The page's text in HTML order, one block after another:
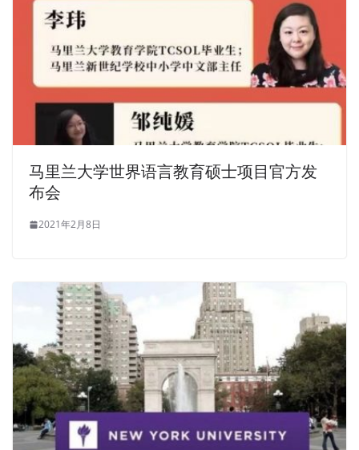
马里兰大学世界语言教育硕士项目官方发
布会
2021年2月8日